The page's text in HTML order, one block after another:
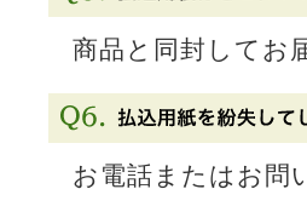
商品と同封してお
お電話またはお問